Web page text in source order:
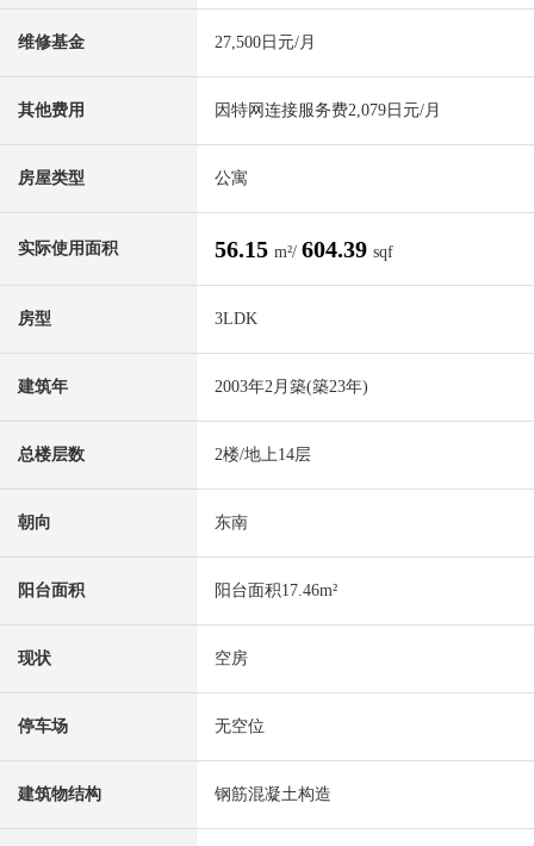
维修基金 27,500日元/月
其他费用 因特网连接服务费2,079日元/月
房屋类型 公寓
实际使用面积 56.15 m²/ 604.39 sqf
房型 3LDK
建筑年 2003年2月築(築23年)
总楼层数 2楼/地上14层
朝向 东南
阳台面积 阳台面积17.46m²
现状 空房
停车场 无空位
建筑物结构 钢筋混凝土构造